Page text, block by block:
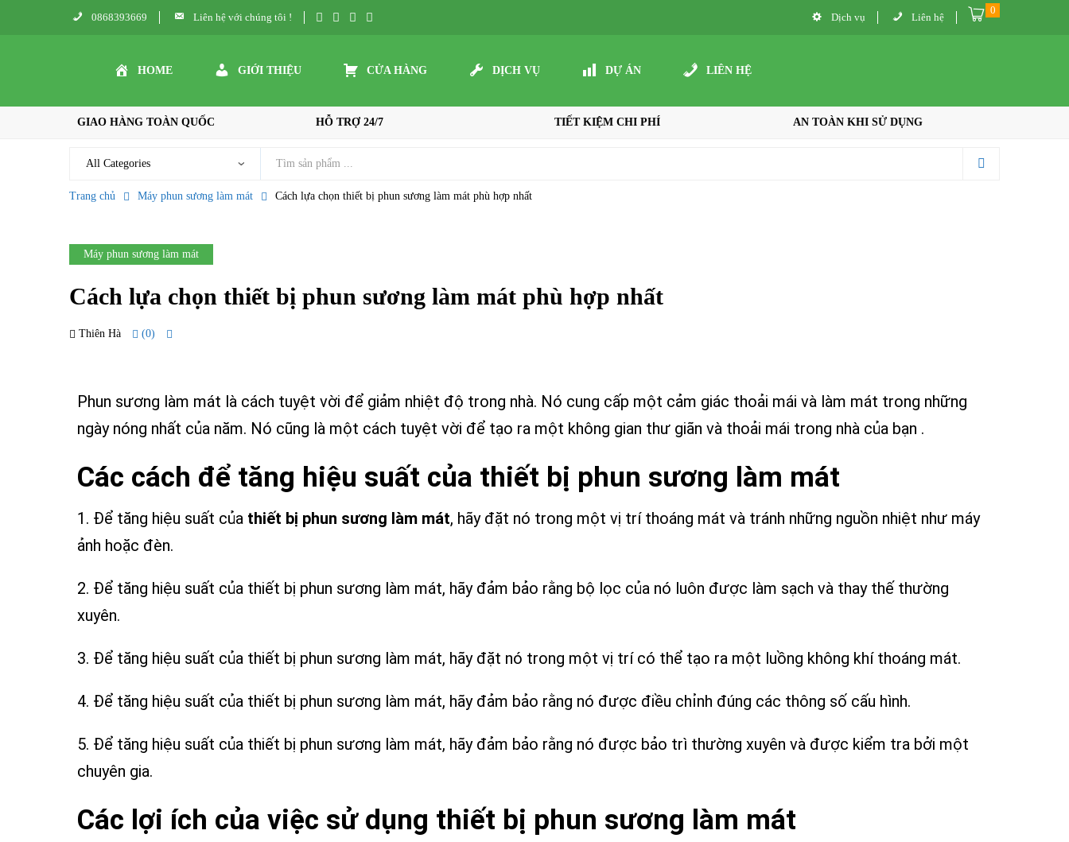
0868393669 Liên hệ với chúng tôi ! Dịch vụ Liên hệ
0
HOME GIỚI THIỆU CỬA HÀNG DỊCH VỤ DỰ ÁN LIÊN HỆ
GIAO HÀNG TOÀN QUỐC HỖ TRỢ 24/7 TIẾT KIỆM CHI PHÍ AN TOÀN KHI SỬ DỤNG
Trang chủ Máy phun sương làm mát Cách lựa chọn thiết bị phun sương làm mát phù hợp nhất
Máy phun sương làm mát
Cách lựa chọn thiết bị phun sương làm mát phù hợp nhất
Thiên Hà (0)
Phun sương làm mát là cách tuyệt vời để giảm nhiệt độ trong nhà. Nó cung cấp một cảm giác thoải mái và làm mát trong những
ngày nóng nhất của năm. Nó cũng là một cách tuyệt vời để tạo ra một không gian thư giãn và thoải mái trong nhà của bạn .
Các cách để tăng hiệu suất của thiết bị phun sương làm mát
1. Để tăng hiệu suất của thiết bị phun sương làm mát, hãy đặt nó trong một vị trí thoáng mát và tránh những nguồn nhiệt như máy
ảnh hoặc đèn.
2. Để tăng hiệu suất của thiết bị phun sương làm mát, hãy đảm bảo rằng bộ lọc của nó luôn được làm sạch và thay thế thường
xuyên.
3. Để tăng hiệu suất của thiết bị phun sương làm mát, hãy đặt nó trong một vị trí có thể tạo ra một luồng không khí thoáng mát.
4. Để tăng hiệu suất của thiết bị phun sương làm mát, hãy đảm bảo rằng nó được điều chỉnh đúng các thông số cấu hình.
5. Để tăng hiệu suất của thiết bị phun sương làm mát, hãy đảm bảo rằng nó được bảo trì thường xuyên và được kiểm tra bởi một
chuyên gia.
Các lợi ích của việc sử dụng thiết bị phun sương làm mát